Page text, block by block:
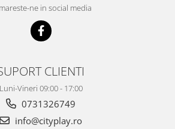
ne in social media
CLIENTI
Luni-Vineri 09:00 - 17:00
0731326749
info@cityplay.ro